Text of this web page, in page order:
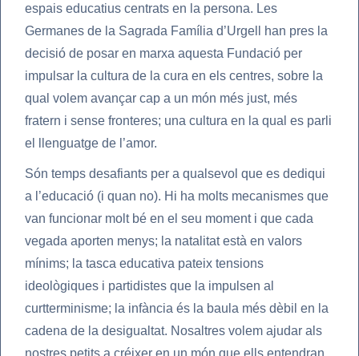
espais educatius centrats en la persona. Les
Germanes de la Sagrada Família d’Urgell han pres la
decisió de posar en marxa aquesta Fundació per
impulsar la cultura de la cura en els centres, sobre la
qual volem avançar cap a un món més just, més
fratern i sense fronteres; una cultura en la qual es parli
el llenguatge de l’amor.
Són temps desafiants per a qualsevol que es dediqui
a l’educació (i quan no). Hi ha molts mecanismes que
van funcionar molt bé en el seu moment i que cada
vegada aporten menys; la natalitat està en valors
mínims; la tasca educativa pateix tensions
ideològiques i partidistes que la impulsen al
curtterminisme; la infància és la baula més dèbil en la
cadena de la desigualtat. Nosaltres volem ajudar als
nostres petits a créixer en un món que ells entendran